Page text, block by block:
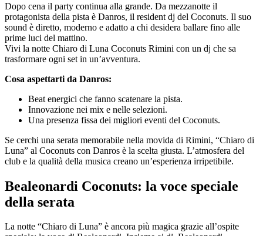
Dopo cena il party continua alla grande. Da mezzanotte il
protagonista della pista è Danros, il resident dj del Coconuts. Il suo
sound è diretto, moderno e adatto a chi desidera ballare fino alle
prime luci del mattino.
Vivi la notte Chiaro di Luna Coconuts Rimini con un dj che sa
trasformare ogni set in un’avventura.
Cosa aspettarti da Danros:
Beat energici che fanno scatenare la pista.
Innovazione nei mix e nelle selezioni.
Una presenza fissa dei migliori eventi del Coconuts.
Se cerchi una serata memorabile nella movida di Rimini, “Chiaro di
Luna” al Coconuts con Danros è la scelta giusta. L’atmosfera del
club e la qualità della musica creano un’esperienza irripetibile.
Bealeonardi Coconuts: la voce speciale
della serata
La notte “Chiaro di Luna” è ancora più magica grazie all’ospite